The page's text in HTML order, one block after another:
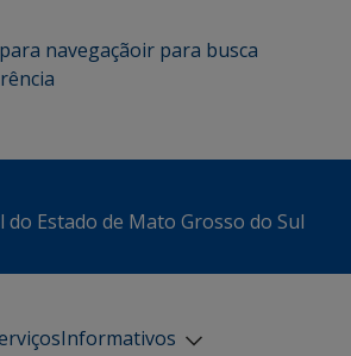
navegaçãoir para busca
Estado de Mato Grosso do Sul
Informativos